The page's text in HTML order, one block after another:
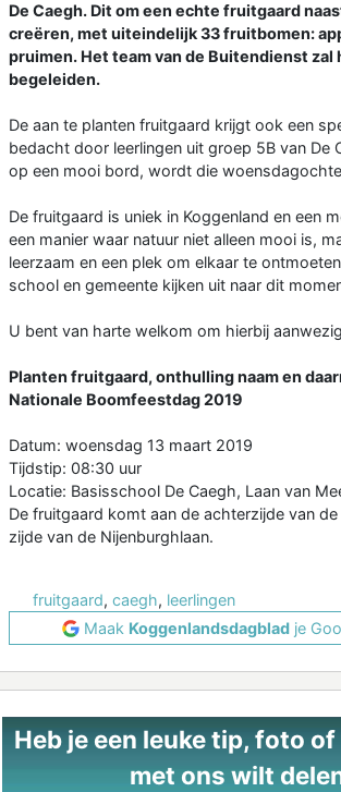
De Caegh. Dit om een echte fruitgaard
creëren, met uiteindelijk 33 fruitbomen:
pruimen. Het team van de Buitendienst zal
begeleiden.
De aan te planten fruitgaard krijgt ook een
bedacht door leerlingen uit groep 5B van De
op een mooi bord, wordt die
De fruitgaard is uniek in Koggenland en een
een manier waar natuur niet alleen mooi is,
leerzaam en een plek om elkaar te
school en gemeente kijken uit naar dit
U bent van harte welkom om hierbij
Planten fruitgaard, onthulling naam en
Nationale Boomfeestdag 2019
Datum: woensdag 13 maart 2019
Tijdstip: 08:30 uur
Locatie: Basisschool De Caegh, Laan van
De fruitgaard komt aan de achterzijde van
zijde van de Nijenburghlaan.
fruitgaard, caegh, leerlingen
Maak Koggenlandsdagbladje
Heb je een leuke tip, foto
met ons wilt